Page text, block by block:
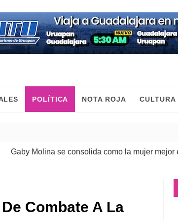
POLÍTICA NOTA ROJA CULTURA
Molina se consolida como la mujer mejor
Combate A La